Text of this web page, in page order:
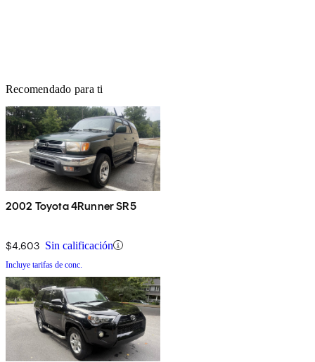
Recomendado para ti
2002 Toyota 4Runner SR5
$4,603 Sin calificación
Incluye tarifas de conc.